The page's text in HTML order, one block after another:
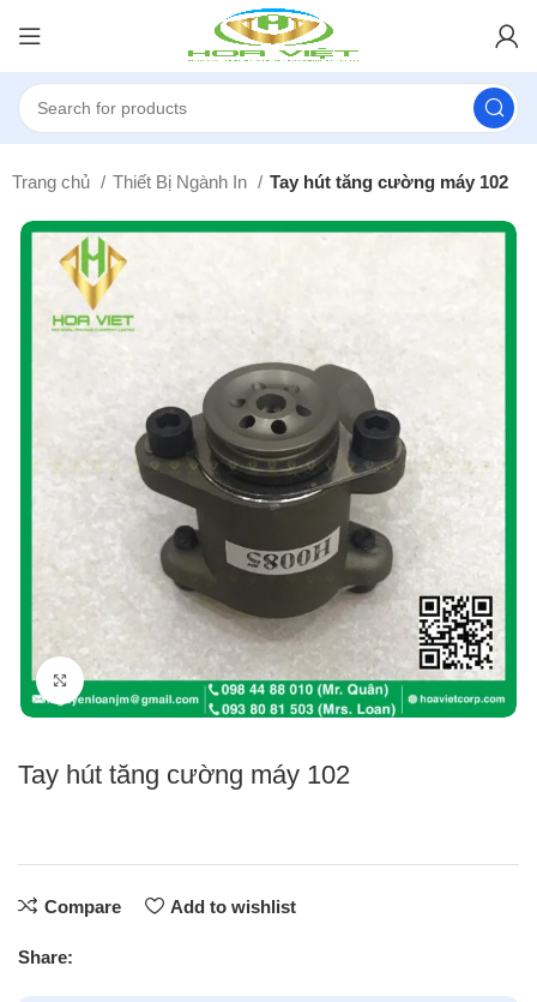
Trang chủ Thiết Bị Ngành In Tay hút tăng cường máy 102
Click to enlarge
Tay hút tăng cường máy 102
Compare Add to wishlist
Share: